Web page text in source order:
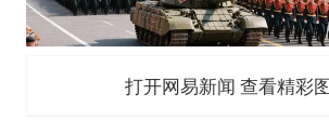
打开网易新闻 查看精彩